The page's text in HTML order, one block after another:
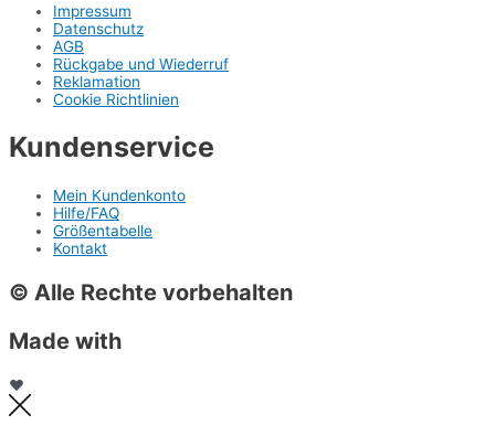
Impressum
Datenschutz
AGB
Rückgabe und Wiederruf
Reklamation
Cookie Richtlinien
Kundenservice
Mein Kundenkonto
Hilfe/FAQ
Größentabelle
Kontakt
© Alle Rechte vorbehalten
Made with
❤